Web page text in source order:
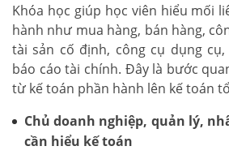
Khóa học giúp học viên hiểu mối
hành như mua hàng, bán hàng,
tài sản cố định, công cụ dụng
báo cáo tài chính. Đây là bước
từ kế toán phần hành lên kế toán
Chủ doanh nghiệp, quản lý,
cần hiểu kế toán